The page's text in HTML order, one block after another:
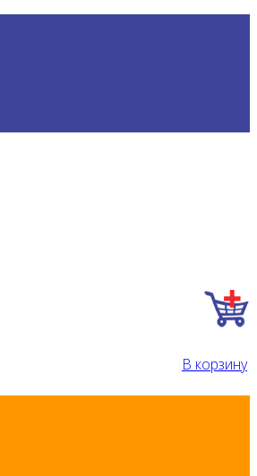
В корзину